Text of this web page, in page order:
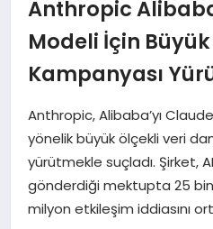
DÜNYA
EĞITIM
EKONOMI
MAGAZIN
Anthropic
Modeli İçin
Kampanyası
Anthropic, Alibaba’yı
yönelik büyük ölçekli veri
yürütmekle suçladı. Şirket,
gönderdiği mektupta 25
milyon etkileşim iddiasını